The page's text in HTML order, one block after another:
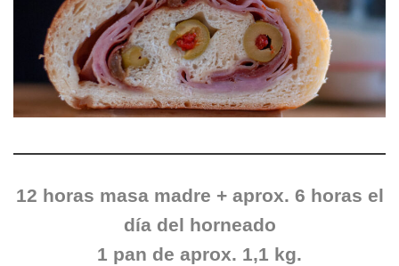
12 horas masa madre + aprox. 6 horas el
día del horneado
1 pan de aprox. 1,1 kg.